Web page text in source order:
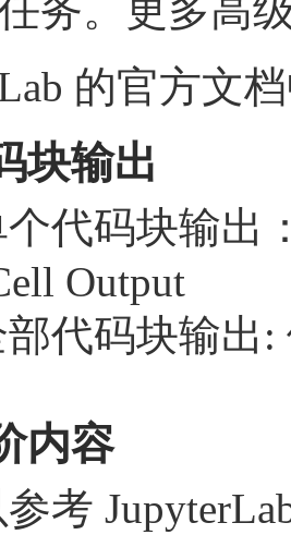
务。更多高
的官方文
块输出
代码块输出
Output
代码块输出:
内容
考